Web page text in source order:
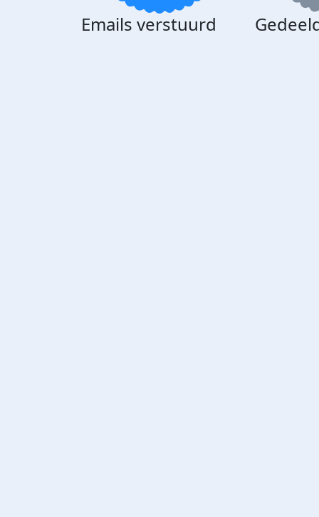
Emails verstuurd